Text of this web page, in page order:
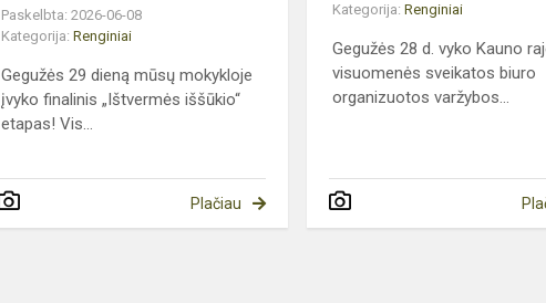
Paskelbta: 2026-06-08
Kategorija:Renginiai
Gegužės 29 dieną mūsų mokykloje
įvyko finalinis „Ištvermės iššūkio“
etapas! Vis...
Plačiau
Kategorija:Renginiai
Gegužės 28 d. vyko Kauno
visuomenės sveikatos biuro
organizuotos varžybos...